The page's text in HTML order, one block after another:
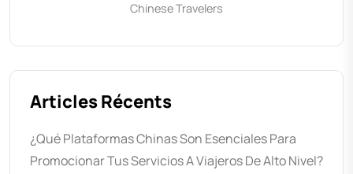
Chinese Travelers
Articles Récents
¿Qué Plataformas Chinas Son Esenciales Para
Promocionar Tus Servicios A Viajeros De Alto Nivel?